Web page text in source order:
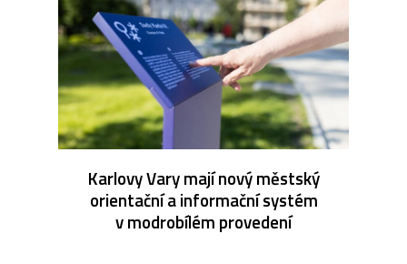
Karlovy Vary mají nový městský
orientační a informační systém
v modrobílém provedení